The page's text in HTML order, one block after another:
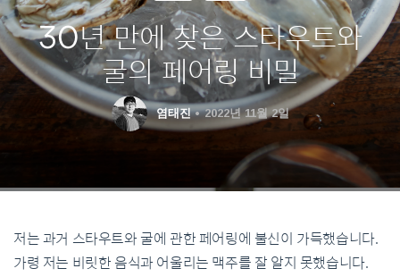
30년 만에 찾은 스타우트와
굴의 페어링 비밀
염태진 2022년 11월 2일
저는 과거 스타우트와 굴에 관한 페어링에 불신이 가득했습니다.
가령 저는 비릿한 음식과 어울리는 맥주를 잘 알지 못했습니다.